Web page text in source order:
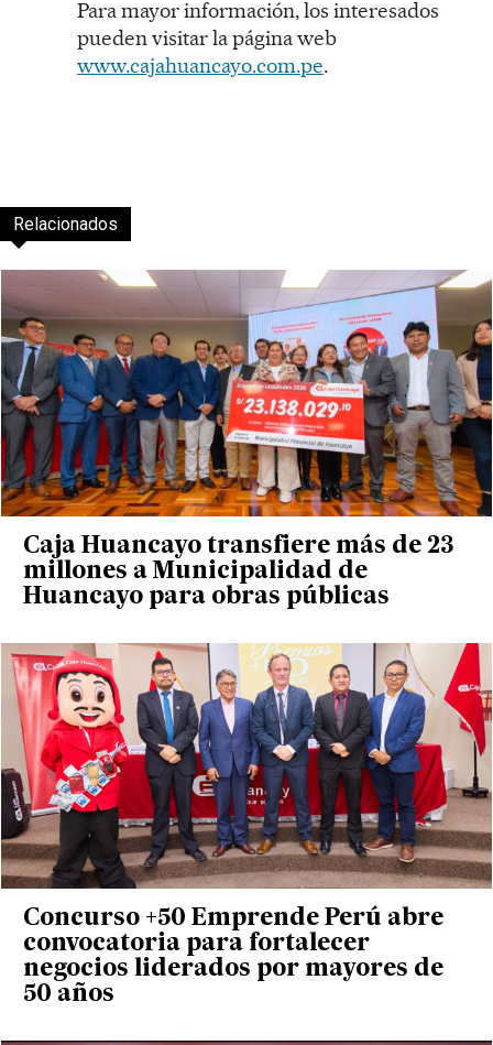
Para mayor información, los interesados ​​
pueden visitar la página web
www.cajahuancayo.com.pe.
Relacionados
Caja Huancayo transfiere más de 23
millones a Municipalidad de
Huancayo para obras públicas
Concurso +50 Emprende Perú abre
convocatoria para fortalecer
negocios liderados por mayores de
50 años